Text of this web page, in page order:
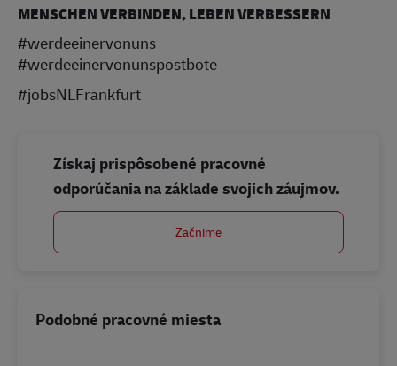
MENSCHEN VERBINDEN, LEBEN VERBESSERN
#werdeeinervonuns
#werdeeinervonunspostbote
#jobsNLFrankfurt
Získaj prispôsobené pracovné
odporúčania na základe svojich záujmov.
Začnime
Podobné pracovné miesta